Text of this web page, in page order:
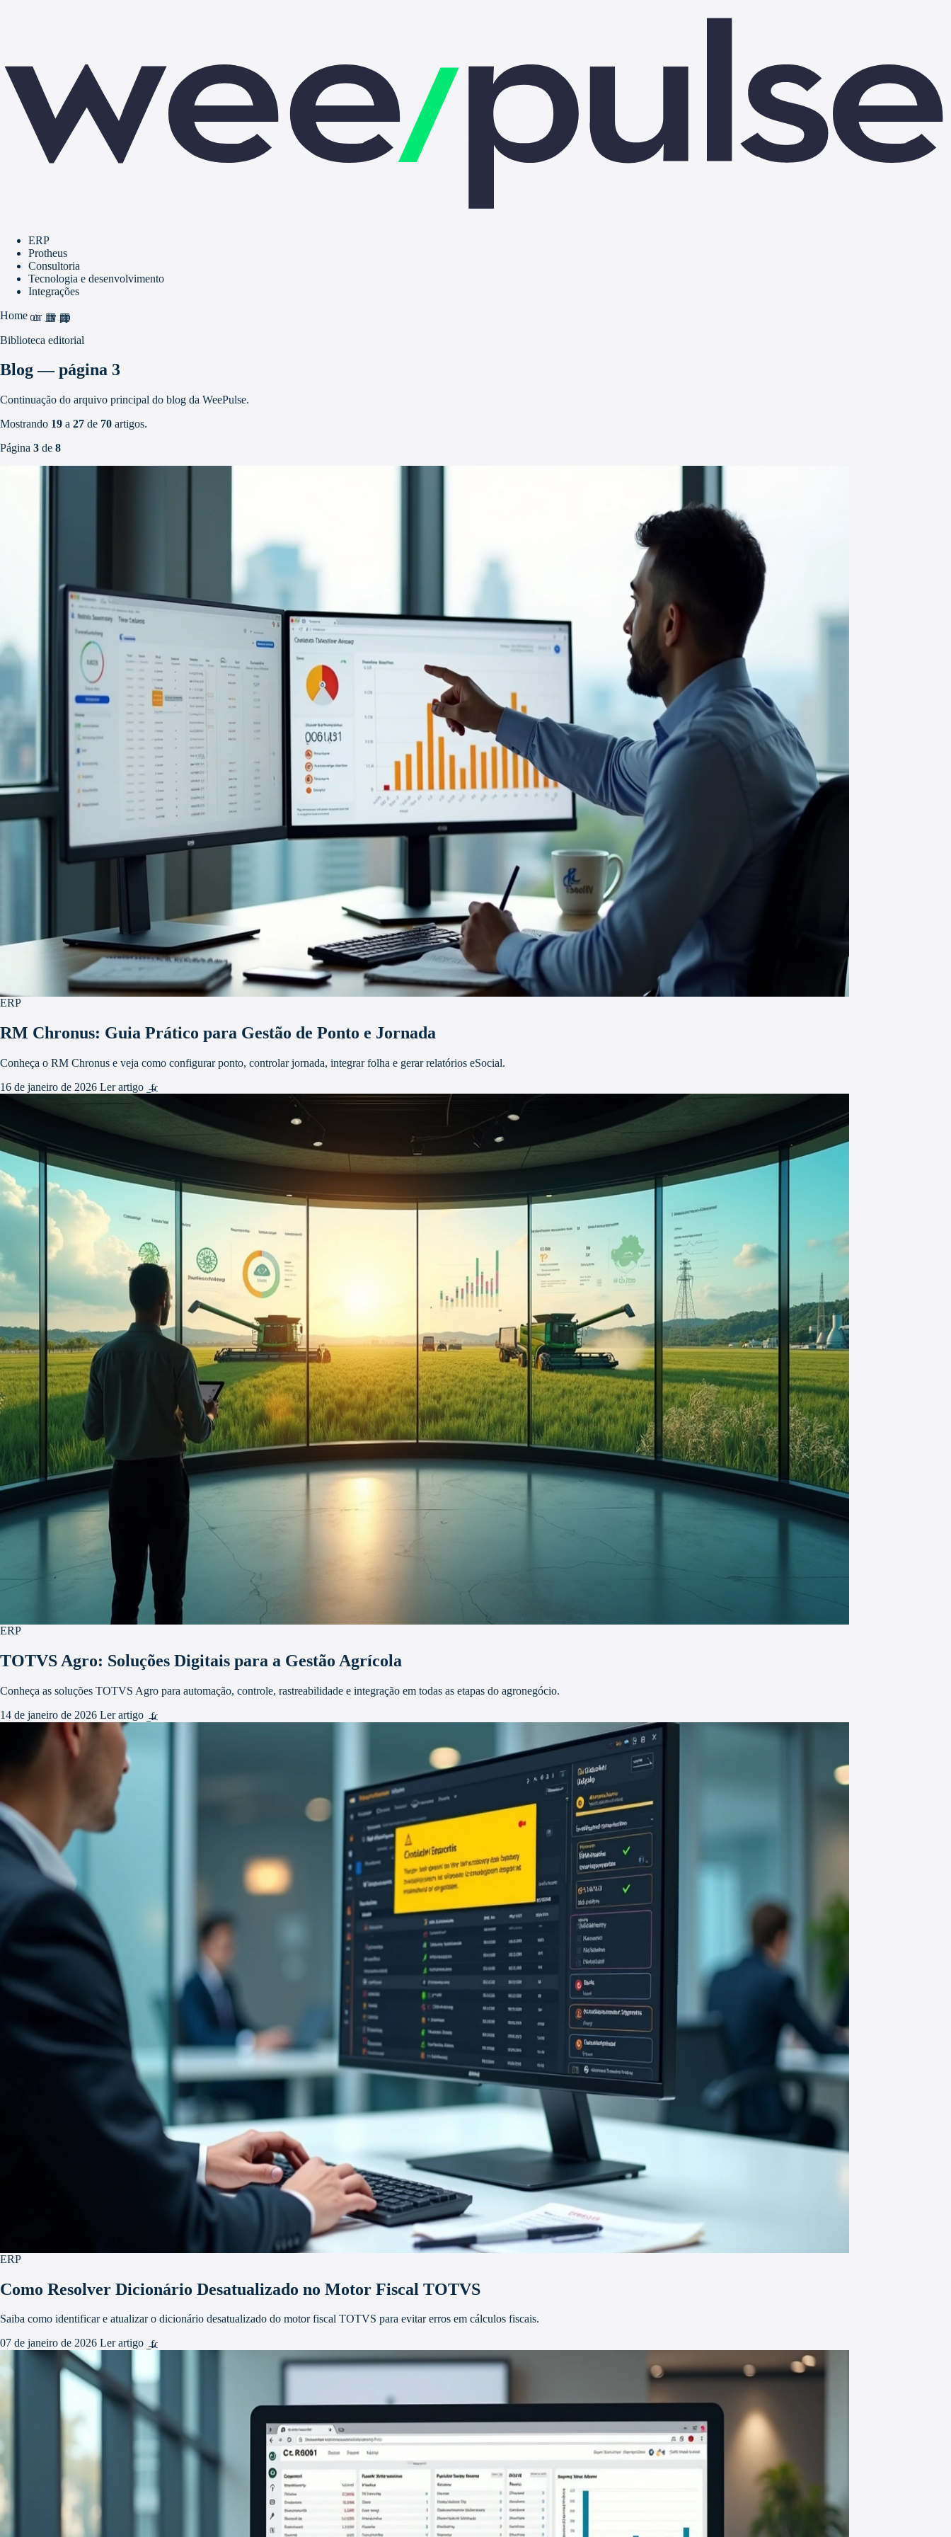
ERP
Protheus
Consultoria
Tecnologia e desenvolvimento
Integrações
Homehome
grid_view
apps
Biblioteca editorial
Blog — página 3
Continuação do arquivo principal do blog da WeePulse.
Mostrando 19 a 27 de 70 artigos.
Página 3 de 8
ERP
RM Chronus: Guia Prático para Gestão de Ponto e Jornada
Conheça o RM Chronus e veja como configurar ponto, controlar jornada, integrar folha e gerar relatórios eSocial.
16 de janeiro de 2026 Ler artigo
arrow_forward
ERP
TOTVS Agro: Soluções Digitais para a Gestão Agrícola
Conheça as soluções TOTVS Agro para automação, controle, rastreabilidade e integração em todas as etapas do agronegócio.
14 de janeiro de 2026 Ler artigo
arrow_forward
ERP
Como Resolver Dicionário Desatualizado no Motor Fiscal TOTVS
Saiba como identificar e atualizar o dicionário desatualizado do motor fiscal TOTVS para evitar erros em cálculos fiscais.
07 de janeiro de 2026 Ler artigo
arrow_forward